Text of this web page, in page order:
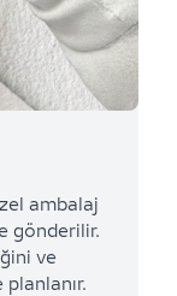
ambalaj
gönderilir.
ve